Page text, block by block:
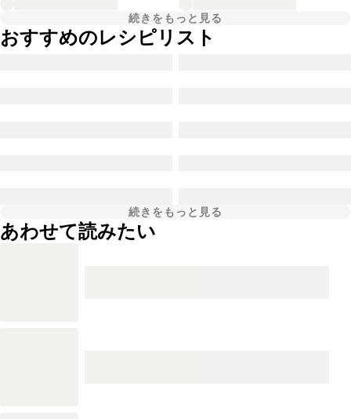
続きをもっと見る
おすすめのレシピリスト
続きをもっと見る
あわせて読みたい